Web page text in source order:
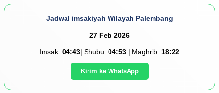
Jadwal imsakiyah Wilayah Palembang
27 Feb 2026
Imsak: 04:43| Shubu: 04:53 | Maghrib: 18:22
Kirim ke WhatsApp